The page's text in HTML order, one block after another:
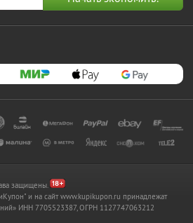
защищены.
и на сайт www.kupikupon.ru принадлежат
ИНН 7705523387, ОГРН 1127747063212